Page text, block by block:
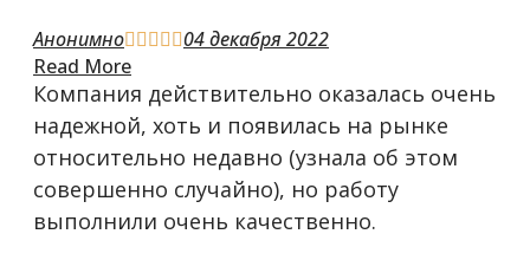
Анонимно    04 декабря 2022
Read More
Компания действительно оказалась очень
надежной, хоть и появилась на рынке
относительно недавно (узнала об этом
совершенно случайно), но работу
выполнили очень качественно.